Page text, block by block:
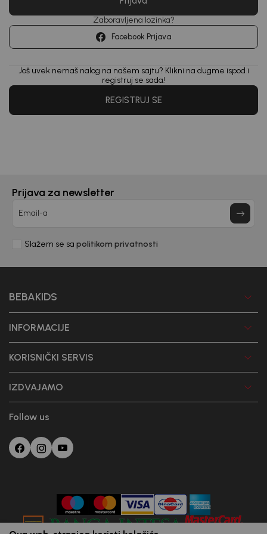
Zaboravljena lozinka?
Facebook Prijava
Još uvek nemaš nalog na našem sajtu? Klikni na dugme ispod i
registruj se sada!
REGISTRUJ SE
Prijava za newsletter
Email-a
Slažem se sa politikom privatnosti
BEBAKIDS
INFORMACIJE
KORISNIČKI SERVIS
IZDVAJAMO
Follow us
Unesi svoju imejl adresu.
Potvrđujem da sam pročitao/la, razumeo/la i da se slažem
sapolitikom privatnosti